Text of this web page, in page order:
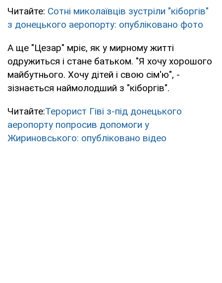
Читайте: Сотні миколаївців зустріли "кіборгів"
з донецького аеропорту: опубліковано фото
А ще "Цезар" мріє, як у мирному житті
одружиться і стане батьком. "Я хочу хорошого
майбутнього. Хочу дітей і свою сім'ю", -
зізнається наймолодший з "кіборгів".
Читайте:Терорист Гіві з-під донецького
аеропорту попросив допомоги у
Жириновського: опубліковано відео